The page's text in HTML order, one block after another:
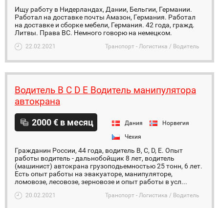
Ищу работу в Нидерландах, Дании, Бельгии, Германии.
Работал на доставке почты Амазон, Германия. Работал
на доставке и сборке мебели, Германия. 42 года, гражд.
Литвы. Права ВС. Немного говорю на немецком.
22.02.2021 Транспорт - Логистика / Водитель
Водитель B C D E Водитель манипулятора
автокрана
2000 € в месяц Дания
Норвегия
Чехия
Гражданин России, 44 года, водитель B, C, D, E. Опыт
работы водитель - дальнобойщик 8 лет, водитель
(машинист) автокрана грузоподьемностью 25 тонн, 6 лет.
Есть опыт работы на эвакуаторе, манипуляторе,
ломовозе, лесовозе, зерновозе и опыт работы в усл...
20.02.2021 Транспорт - Логистика / Водитель